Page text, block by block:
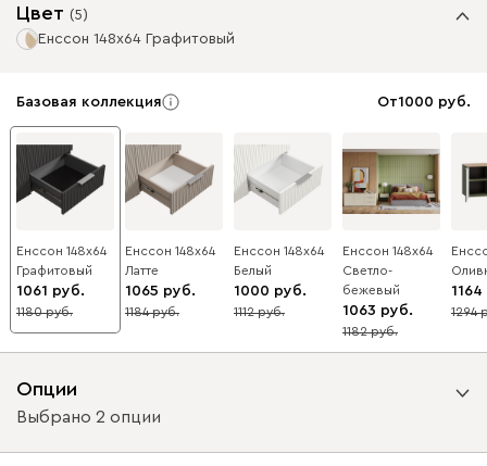
Цвет (5)
Енссон 148x64 Графитовый
Базовая коллекция От1000
Енссон 148x64
Графитовый
1061
10
1180
Енссон 148x64
Латте
1065
10
1184
Енссон 148x64
Белый
1000
10
1112
Енссон 148x64
Светло-
бежевый
1063
10
1182
1164
10
1294
Опции
Выбрано 2 опции